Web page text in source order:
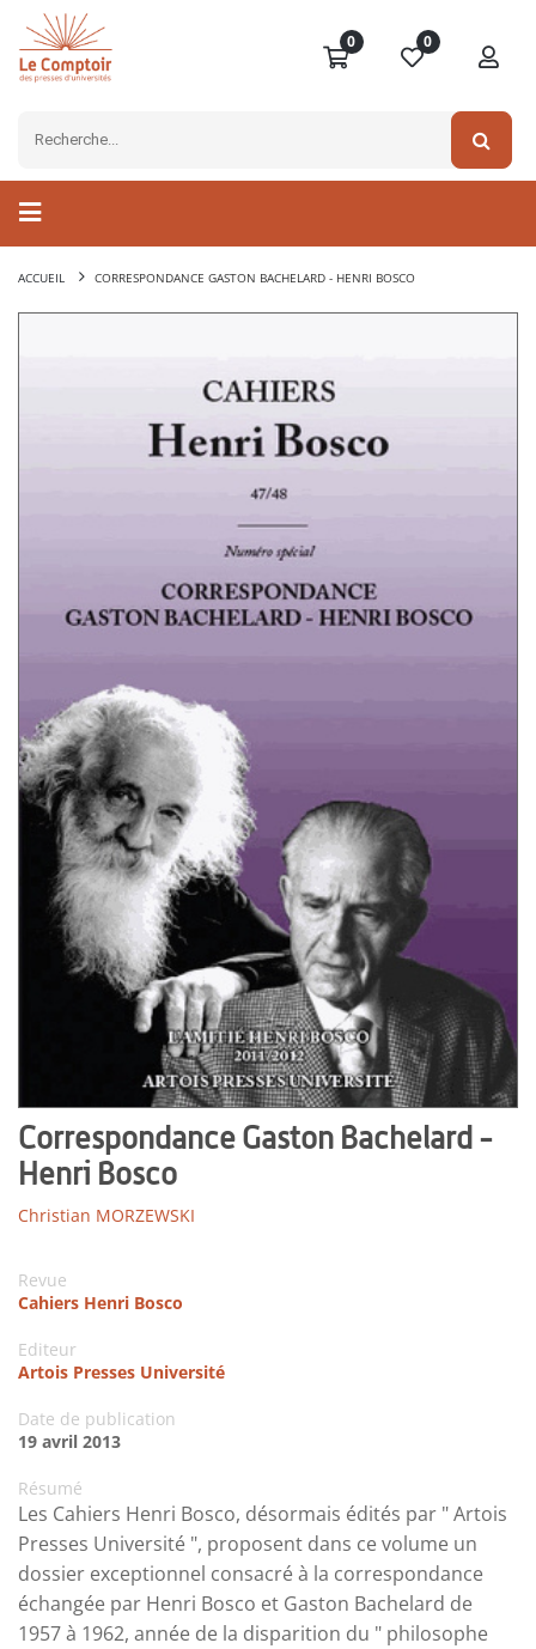
0 0
ACCUEIL CORRESPONDANCE GASTON BACHELARD - HENRI BOSCO
Correspondance Gaston Bachelard -
Henri Bosco
Christian MORZEWSKI
Revue
Cahiers Henri Bosco
Editeur
Artois Presses Université
Date de publication
19 avril 2013
Résumé
Les Cahiers Henri Bosco, désormais édités par " Artois
Presses Université ", proposent dans ce volume un
dossier exceptionnel consacré à la correspondance
échangée par Henri Bosco et Gaston Bachelard de
1957 à 1962, année de la disparition du " philosophe